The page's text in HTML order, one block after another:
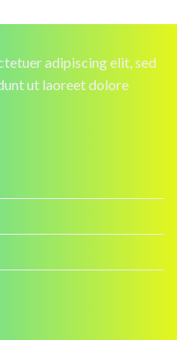
adipiscing elit, sed
ut laoreet dolore